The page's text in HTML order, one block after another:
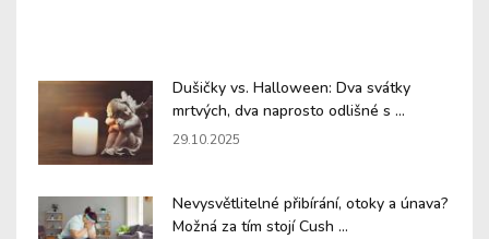
Dušičky vs. Halloween: Dva svátky
mrtvých, dva naprosto odlišné s ...
29.10.2025
Nevysvětlitelné přibírání, otoky a únava?
Možná za tím stojí Cush ...